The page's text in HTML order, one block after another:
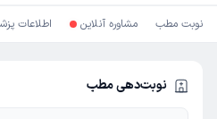
نوبت مطب مشاوره آنلاین اطلاعات
نوبت‌دهی مطب